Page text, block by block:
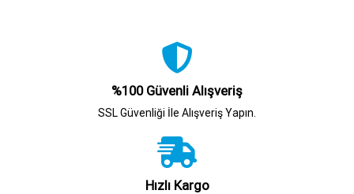
%100 Güvenli Alışveriş
SSL Güvenliği İle Alışveriş Yapın.
Hızlı Kargo